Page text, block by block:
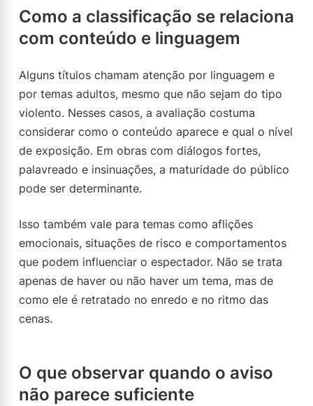
Como a classificação se relaciona
com conteúdo e linguagem
Alguns títulos chamam atenção por linguagem e
por temas adultos, mesmo que não sejam do tipo
violento. Nesses casos, a avaliação costuma
considerar como o conteúdo aparece e qual o nível
de exposição. Em obras com diálogos fortes,
palavreado e insinuações, a maturidade do público
pode ser determinante.
Isso também vale para temas como aflições
emocionais, situações de risco e comportamentos
que podem influenciar o espectador. Não se trata
apenas de haver ou não haver um tema, mas de
como ele é retratado no enredo e no ritmo das
cenas.
O que observar quando o aviso
não parece suficiente